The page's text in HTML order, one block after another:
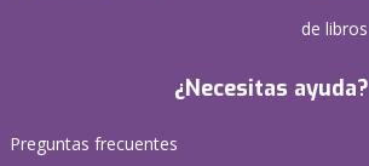
de libros
¿Necesitas ayuda?
Preguntas frecuentes